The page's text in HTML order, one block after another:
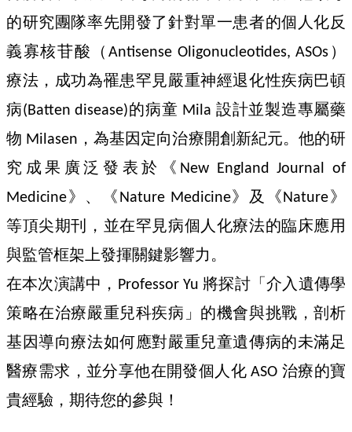
的研究團隊率先開發了針對單一患者的個人化反
義寡核苷酸（ Antisense Oligonucleotides, ASOs ）
療法，成功為罹患罕見嚴重神經退化性疾病巴頓
病(Batten disease)的病童 Mila 設計並製造專屬藥
物 Milasen ，為基因定向治療開創新紀元。他的研
究成果廣泛發表於《 New England Journal of
Medicine》、《 Nature Medicine》及《Nature》
等頂尖期刊，並在罕見病個人化療法的臨床應用
與監管框架上發揮關鍵影響力。
在本次演講中， Professor Yu將探討「介入遺傳學
策略在治療嚴重兒科疾病」的機會與挑戰，剖析
基因導向療法如何應對嚴重兒童遺傳病的未滿足
醫療需求，並分享他在開發個人化 ASO 治療的寶
貴經驗，期待您的參與！